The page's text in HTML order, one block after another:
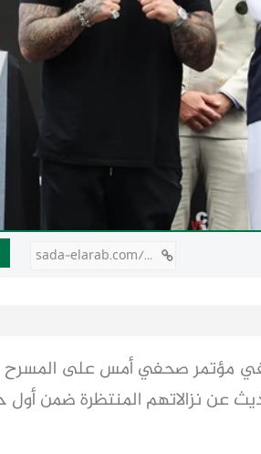
sada-elarab.com/733558
في مؤتمر صحفي أمس على المسرح
عن نزالاتهم المنتظرة ضمن